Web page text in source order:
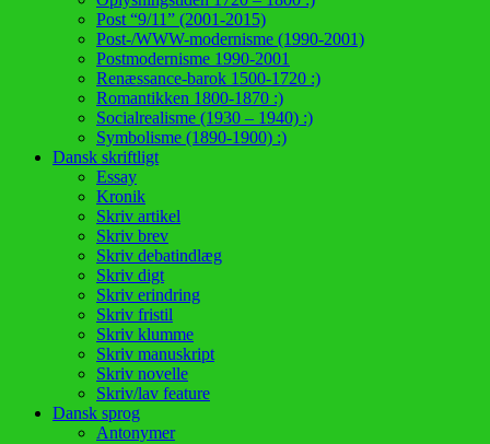
Post “9/11” (2001-2015)
Post-/WWW-modernisme (1990-2001)
Postmodernisme 1990-2001
Renæssance-barok 1500-1720 :)
Romantikken 1800-1870 :)
Socialrealisme (1930 – 1940) :)
Symbolisme (1890-1900) :)
Dansk skriftligt
Essay
Kronik
Skriv artikel
Skriv brev
Skriv debatindlæg
Skriv digt
Skriv erindring
Skriv fristil
Skriv klumme
Skriv manuskript
Skriv novelle
Skriv/lav feature
Dansk sprog
Antonymer